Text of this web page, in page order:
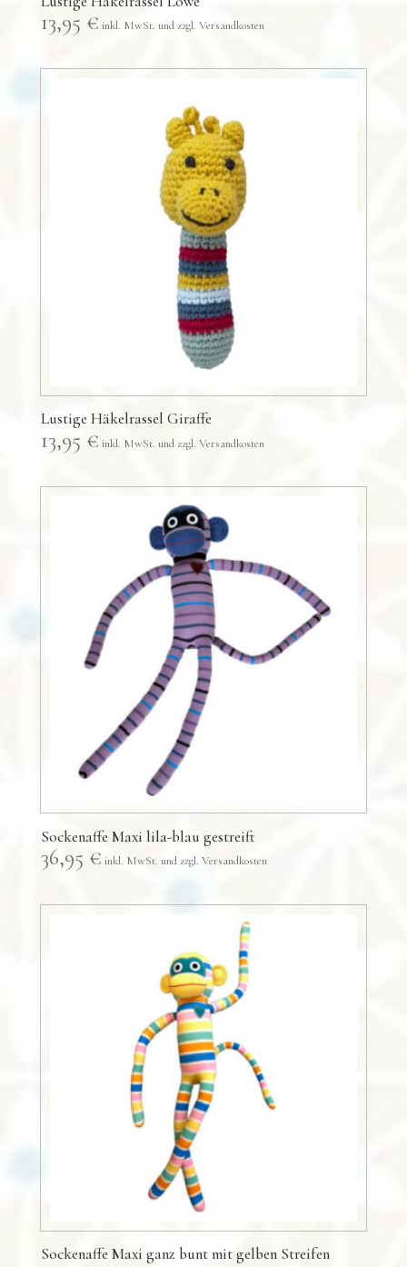
13,95 €
Lustige Häkelrassel Giraffe
13,95 €
Sockenaffe Maxi lila-blau gestreift
36,95 €
Sockenaffe Maxi ganz bunt mit gelben Streifen